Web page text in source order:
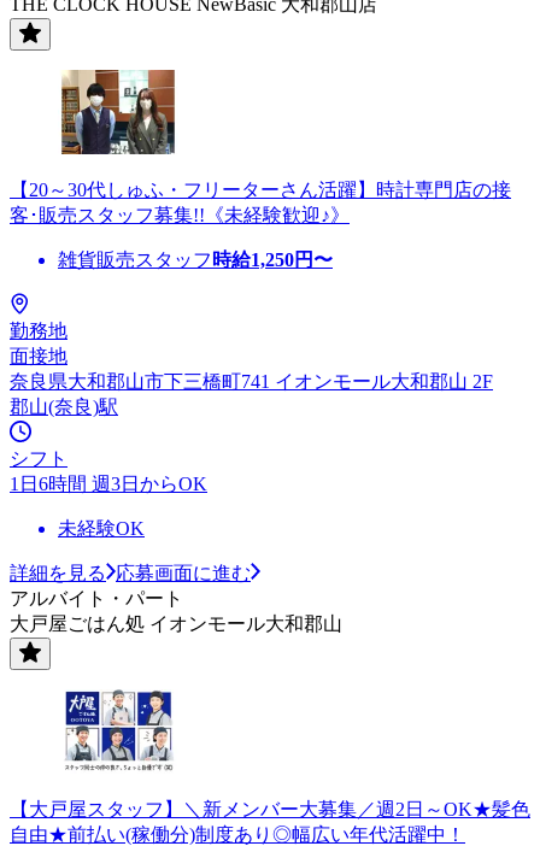
【20～30代しゅふ・フリーターさん活躍】時計専門店の接
客･販売スタッフ募集!!《未経験歓迎♪》
雑貨販売スタッフ 時給1,250円〜
勤務地
面接地
奈良県大和郡山市下三橋町741 イオンモール大和郡山 2F
郡山(奈良)駅
シフト
1日6時間 週3日からOK
未経験OK
詳細を見る
応募画面に進む
アルバイト・パート
大戸屋ごはん処 イオンモール大和郡山
【大戸屋スタッフ】＼新メンバー大募集／週2日～OK★髪色
自由★前払い(稼働分)制度あり◎幅広い年代活躍中！